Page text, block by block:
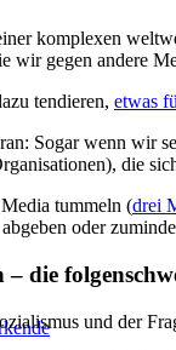
komplexen
wir gegen andere
tendieren, etwas
Sogar wenn wir
die
tummeln (drei
oder
die
und der